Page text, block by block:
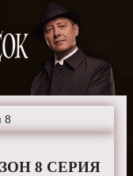
8
8 СЕРИЯ